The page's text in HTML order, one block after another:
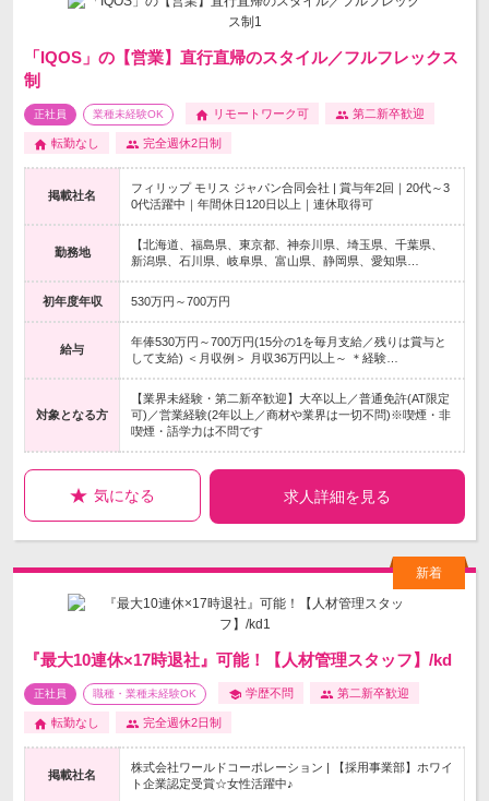
「IQOS」の【営業】直行直帰のスタイル／フルフレックス
制
正社員 業種未経験OK リモートワーク可 第二新卒歓迎
転勤なし 完全週休2日制
掲載社名
フィリップ モリス ジャパン合同会社 | 賞与年2回｜20代～3
0代活躍中｜年間休日120日以上｜連休取得可
勤務地
【北海道、福島県、東京都、神奈川県、埼玉県、千葉県、
新潟県、石川県、岐阜県、富山県、静岡県、愛知県…
初年度年収 530万円～700万円
給与
年俸530万円～700万円(15分の1を毎月支給／残りは賞与と
して支給) ＜月収例＞ 月収36万円以上～ ＊経験…
対象となる方
【業界未経験・第二新卒歓迎】大卒以上／普通免許(AT限定
可)／営業経験(2年以上／商材や業界は一切不問)※喫煙・非
喫煙・語学力は不問です
気になる 求人詳細を見る
『最大10連休×17時退社』可能！【人材管理スタッフ】/kd
正社員 職種・業種未経験OK 学歴不問 第二新卒歓迎
転勤なし 完全週休2日制
掲載社名
株式会社ワールドコーポレーション | 【採用事業部】ホワイ
ト企業認定受賞☆女性活躍中♪